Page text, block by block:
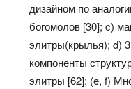
дизайном по
богомолов [30]; c)
элитры(крылья); d)
компоненты
элитры [62]; (e, f)